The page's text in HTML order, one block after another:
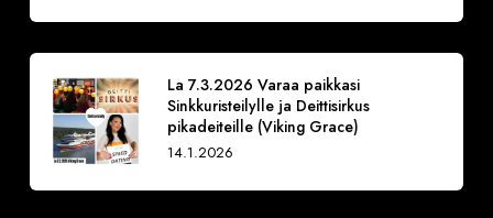
La 7.3.2026 Varaa paikkasi
Sinkkuristeilylle ja Deittisirkus
pikadeiteille (Viking Grace)
14.1.2026